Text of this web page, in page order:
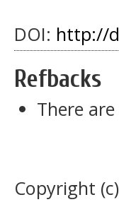
DOI: http://
Refbacks
There
Copyright